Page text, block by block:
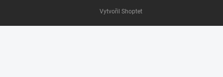
Vytvořil Shoptet